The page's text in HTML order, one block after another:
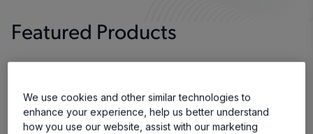
Featured Products
We use cookies and other similar technologies to
enhance your experience, help us better understand
how you use our website, assist with our marketing